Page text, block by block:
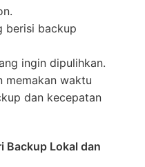
berisi backup
ingin dipulihkan.
memakan waktu
dan kecepatan
Backup Lokal dan